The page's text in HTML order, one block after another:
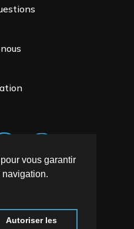
vous garantir
navigation.
Autoriser les